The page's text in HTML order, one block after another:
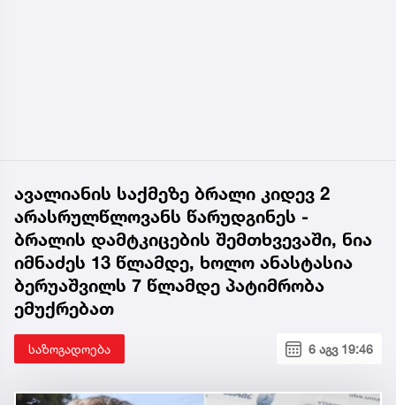
ავალიანის საქმეზე ბრალი კიდევ 2
არასრულწლოვანს წარუდგინეს -
ბრალის დამტკიცების შემთხვევაში, ნია
იმნაძეს 13 წლამდე, ხოლო ანასტასია
ბერუაშვილს 7 წლამდე პატიმრობა
ემუქრებათ
საზოგადოება 6 აგვ 19:46